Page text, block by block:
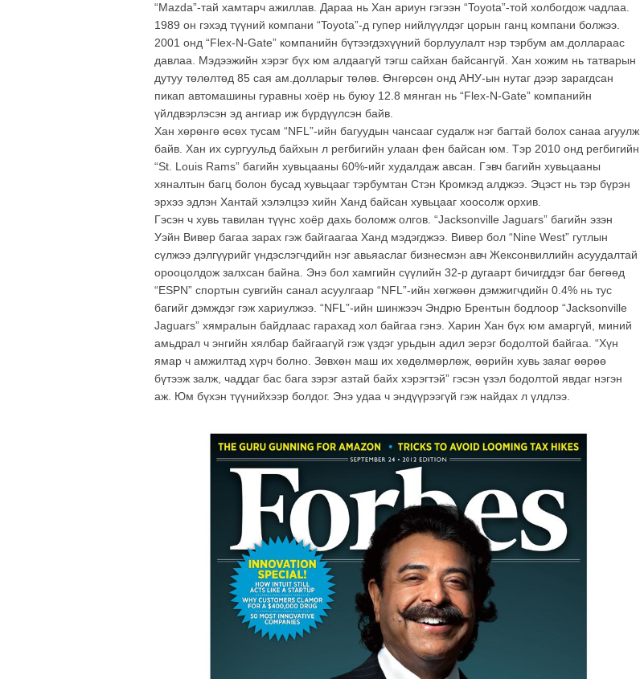
“Mazda”-тай хамтарч ажиллав. Дараа нь Хан ариун гэгээн “Toyota”-той холбогдож чадлаа.
1989 он гэхэд түүний компани “Toyota”-д гупер нийлүүлдэг цорын ганц компани болжээ.
2001 онд “Flex-N-Gate” компанийн бүтээгдэхүүний борлуулалт нэр тэрбум ам.доллараас
давлаа. Мэдээжийн хэрэг бүх юм алдаагүй тэгш сайхан байсангүй. Хан хожим нь татварын
дутуу төлөлтөд 85 сая ам.долларыг төлөв. Өнгөрсөн онд АНУ-ын нутаг дээр зарагдсан
пикап автомашины гуравны хоёр нь буюу 12.8 мянган нь “Flex-N-Gate” компанийн
үйлдвэрлэсэн эд ангиар иж бүрдүүлсэн байв.
Хан хөрөнгө өсөх тусам “NFL”-ийн багуудын чансааг судалж нэг багтай болох санаа агуулж
байв. Хан их сургуульд байхын л регбигийн улаан фен байсан юм. Тэр 2010 онд регбигийн
“St. Louis Rams” багийн хувьцааны 60%-ийг худалдаж авсан. Гэвч багийн хувьцааны
хяналтын багц болон бусад хувьцааг тэрбумтан Стэн Кромкэд алджээ. Эцэст нь тэр бүрэн
эрхээ эдлэн Хантай хэлэлцээ хийн Ханд байсан хувьцааг хоосолж орхив.
Гэсэн ч хувь тавилан түүнс хоёр дахь боломж олгов. “Jacksonville Jaguars” багийн эзэн
Уэйн Вивер багаа зарах гэж байгаагаа Ханд мэдэгджээ. Вивер бол “Nine West” гутлын
сүлжээ дэлгүүрийг үндэслэгчдийн нэг авьяаслаг бизнесмэн авч Жексонвиллийн асуудалтай
орооцолдож залхсан байна. Энэ бол хамгийн сүүлийн 32-р дугаарт бичигддэг баг бөгөөд
“ESPN” спортын сувгийн санал асуулгаар “NFL”-ийн хөгжөөн дэмжигчдийн 0.4% нь тус
багийг дэмждэг гэж хариулжээ. “NFL”-ийн шинжээч Эндрю Брентын бодлоор “Jacksonville
Jaguars” хямралын байдлаас гарахад хол байгаа гэнэ. Харин Хан бүх юм амаргүй, миний
амьдрал ч энгийн хялбар байгаагүй гэж үздэг урьдын адил эерэг бодолтой байгаа. “Хүн
ямар ч амжилтад хүрч болно. Зөвхөн маш их хөдөлмөрлөж, өөрийн хувь заяаг өөрөө
бүтээж залж, чаддаг бас бага зэрэг азтай байх хэрэгтэй” гэсэн үзэл бодолтой явдаг нэгэн
аж. Юм бүхэн түүнийхээр болдог. Энэ удаа ч эндүүрээгүй гэж найдах л үлдлээ.